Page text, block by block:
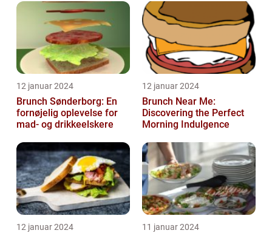
12 januar 2024
Brunch Sønderborg: En
fornøjelig oplevelse for
mad- og drikkeelskere
12 januar 2024
Brunch Near Me:
Discovering the Perfect
Morning Indulgence
12 januar 2024 11 januar 2024